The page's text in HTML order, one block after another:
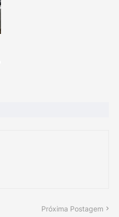
Próxima Postagem